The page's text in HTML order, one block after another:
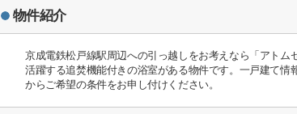
物件紹介
京成電鉄松戸線駅周辺への引っ越しをお考えなら「アト
活躍する追焚機能付きの浴室がある物件です。一戸建て
からご希望の条件をお申し付けください。